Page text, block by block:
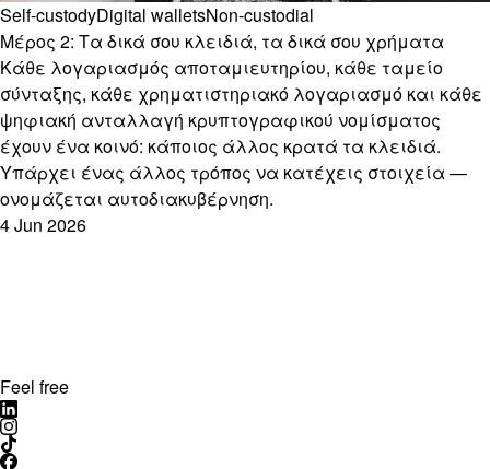
Self-custodyDigital walletsNon-custodial
Μέρος 2: Τα δικά σου κλειδιά, τα δικά σου χρήματα
Κάθε λογαριασμός αποταμιευτηρίου, κάθε ταμείο
σύνταξης, κάθε χρηματιστηριακό λογαριασμό και κάθε
ψηφιακή ανταλλαγή κρυπτογραφικού νομίσματος
έχουν ένα κοινό: κάποιος άλλος κρατά τα κλειδιά.
Υπάρχει ένας άλλος τρόπος να κατέχεις στοιχεία —
ονομάζεται αυτοδιακυβέρνηση.
4 Jun 2026
Feel free